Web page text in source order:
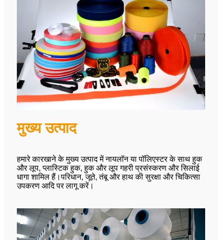
मुख्य उत्पाद
हमारे कारखाने के मुख्य उत्पाद में नायलॉन या पॉलिएस्टर के साथ हुक
और लूप, प्लास्टिक हुक, हुक और लूप गहरी प्रसंस्करण और सिलाई
धागा शामिल हैं।परिधान, जूते, तंबू और हाथ की सुरक्षा और चिकित्सा
उपकरण आदि पर लागू करें।